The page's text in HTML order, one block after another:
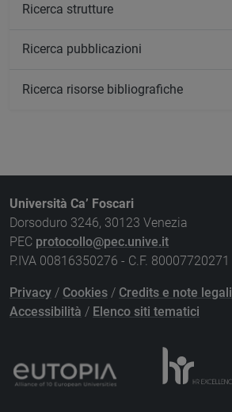
Ricerca strutture
Ricerca pubblicazioni
Ricerca risorse bibliografiche
Università Ca’ Foscari
Dorsoduro 3246, 30123 Venezia
PEC protocollo@pec.unive.it
P.IVA 00816350276 - C.F. 80007720271
Privacy / Cookies / Credits e note legali
Accessibilità / Elenco siti tematici